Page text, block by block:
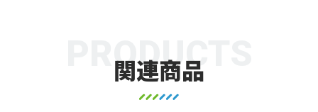
関連商品
PRODUCTS